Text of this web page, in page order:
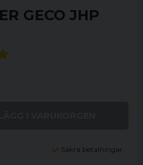
GECO JHP
Säkra betalningar